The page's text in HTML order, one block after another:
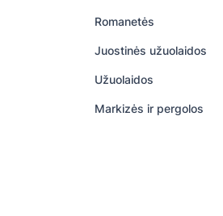
Romanetės
Juostinės užuolaidos
Užuolaidos
Markizės ir pergolos